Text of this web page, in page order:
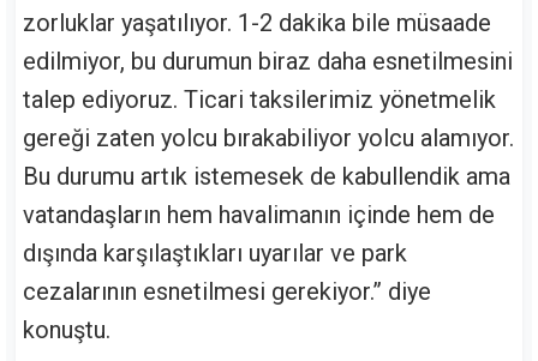
zorluklar yaşatılıyor. 1-2 dakika bile müsaade
edilmiyor, bu durumun biraz daha esnetilmesini
talep ediyoruz. Ticari taksilerimiz yönetmelik
gereği zaten yolcu bırakabiliyor yolcu alamıyor.
Bu durumu artık istemesek de kabullendik ama
vatandaşların hem havalimanın içinde hem de
dışında karşılaştıkları uyarılar ve park
cezalarının esnetilmesi gerekiyor.” diye
konuştu.